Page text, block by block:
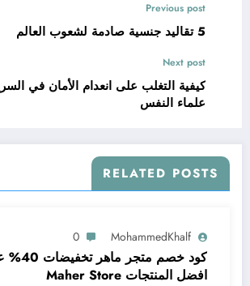
Previous post
5 تقاليد جنسية صادمة لشعوب العالم
Next post
كيفية التغلب على انعدام الأمان في
علماء النفس
RELATED POSTS
MohammedKhalf
0
كود خصم متجر
افضل المنتجات Maher Store